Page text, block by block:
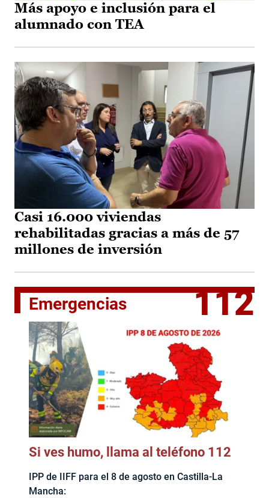
Más apoyo e inclusión para el
alumnado con TEA
Casi 16.000 viviendas
rehabilitadas gracias a más de 57
millones de inversión
Emergencias 112
Si ves humo, llama al teléfono 112
IPP de IIFF para el 8 de agosto en Castilla-La
Mancha: